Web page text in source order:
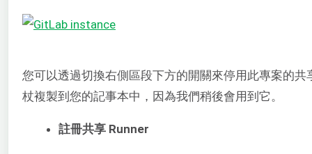
您可以透過切換右側區段下方的開關來停用此專案的共
杖複製到您的記事本中，因為我們稍後會用到它。
註冊共享 Runner